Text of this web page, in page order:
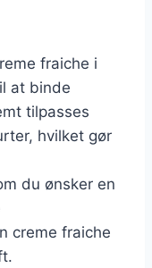
fraiche i
at binde
tilpasses
hvilket gør
du ønsker en
creme fraiche